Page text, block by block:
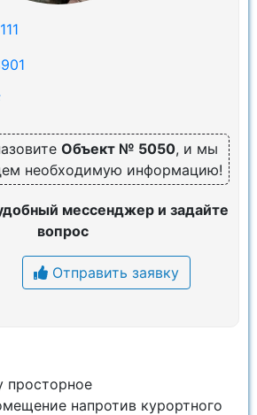
Объект № 5050, и мы
необходимую информацию!
мессенджер и задайте
вопрос
Отправить заявку
просторное
напротив курортного